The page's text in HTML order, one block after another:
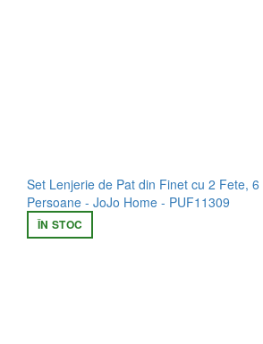
Set Lenjerie de Pat din Finet cu 2 Fete, 6
Persoane - JoJo Home - PUF11309
ÎN STOC